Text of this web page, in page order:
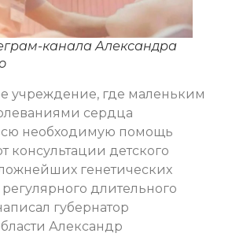
канала Александра
учреждение, где маленьким
сердца
необходимую помощь
консультации детского
генетических
длительного
губернатор
Александр